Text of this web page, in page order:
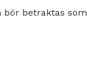
bör betraktas som